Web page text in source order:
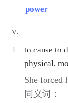
power
v.
1
to cause to
physical,
She forced
同义词：